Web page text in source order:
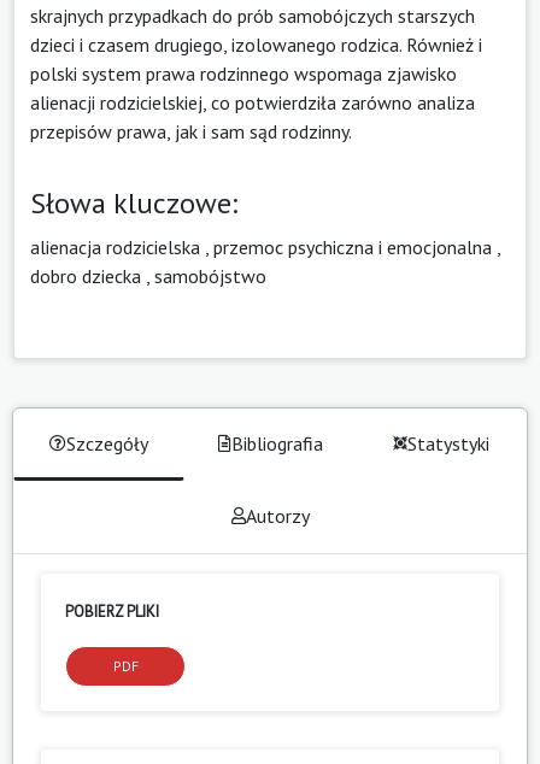
skrajnych przypadkach do prób samobójczych starszych
dzieci i czasem drugiego, izolowanego rodzica. Również i
polski system prawa rodzinnego wspomaga zjawisko
alienacji rodzicielskiej, co potwierdziła zarówno analiza
przepisów prawa, jak i sam sąd rodzinny.
Słowa kluczowe:
alienacja rodzicielska przemoc psychiczna i emocjonalna
dobro dziecka samobójstwo
Szczegóły Bibliografia Statystyki
Autorzy
POBIERZ PLIKI
PDF